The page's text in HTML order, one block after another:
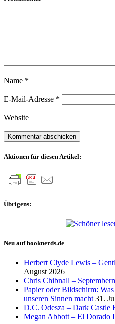
Name *
E-Mail-Adresse *
Website
Aktionen für diesen Artikel:
Übrigens:
Neu auf booknerds.de
Herbert Clyde Lewis –
August 2026
Chris Chibnall –
Papier oder Bildschirm:
unseren Sinnen macht 31.
D.C. Odesza – Dark Castle
Megan Abbott – El Dorado